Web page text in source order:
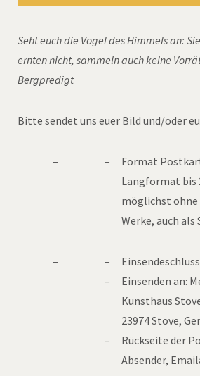
Seht euch die Vögel des Himmels an:
ernten nicht, sammeln auch keine
Bergpredigt
Bitte sendet uns euer Bild und/oder
Format
Langformat bis
möglichst ohne
Werke, auch als
Einsenden an:
Kunsthaus
23974 Stove,
Rückseite der
Absender,